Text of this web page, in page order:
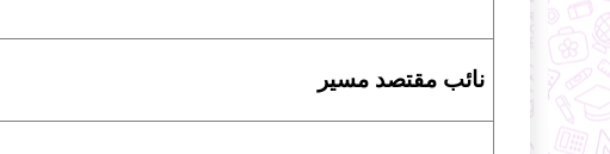
نائب مقتصد مسير